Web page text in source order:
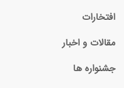
افتخارات
مقالات و اخبار
جشنواره ها